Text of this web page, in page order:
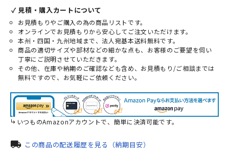
✓ 見積・購入カートについて
お見積もりやご購入の為の商品リストです。
オンラインでお見積もりから安心してご注文いただけます。
本州・四国・九州地域まで、法人宛基本送料無料です。
商品の適切サイズや部材などの細かな点も、お客様のご要望を伺い
丁寧にご説明させていただきます。
その他、在庫や納期のご確認なども含め、お見積もり/ご相談までは
無料ですので、お気軽にご依頼ください。
いつものAmazonアカウントで、簡単に決済可能です。
local_shipping この商品の配送履歴を見る（納期目安）